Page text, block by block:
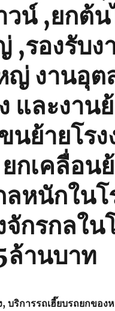
น์ ,ยกต้
,รองรับ
ญ่ งานอุต
และงาน
นย้ายโร
กเคลื่อน
ลหนักในโ
จักรกลใน
ล้านบาท
บริการรถเฮี๊ยบรถยกของ